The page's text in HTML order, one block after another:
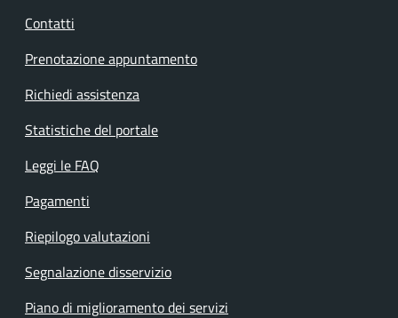
Contatti
Prenotazione appuntamento
Richiedi assistenza
Statistiche del portale
Leggi le FAQ
Pagamenti
Riepilogo valutazioni
Segnalazione disservizio
Piano di miglioramento dei servizi